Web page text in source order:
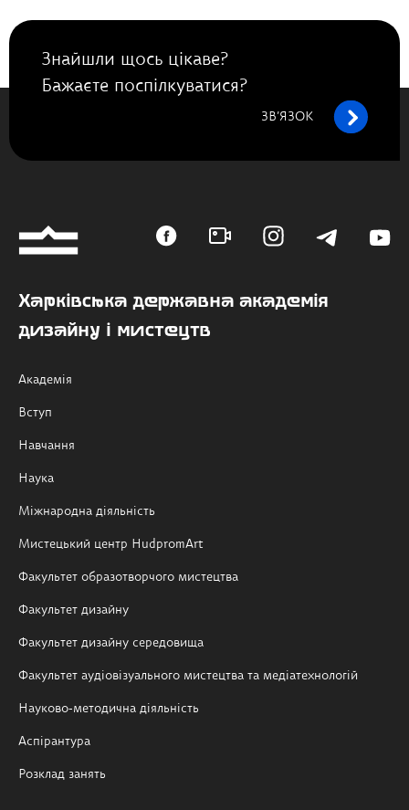
Знайшли щось цікаве?
Бажаєте поспілкуватися?
ЗВ’ЯЗОК
Харківська державна академія
дизайну і мистецтв
Академія
Вступ
Навчання
Наука
Міжнародна діяльність
Мистецький центр HudpromArt
Факультет образотворчого мистецтва
Факультет дизайну
Факультет дизайну середовища
Факультет аудіовізуального мистецтва та медіатехнологій
Науково-методична діяльність
Аспірантура
Розклад занять